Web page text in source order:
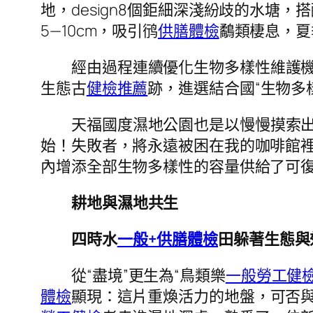
地，design8個鉅細深淺紛歧的水塘，
5—10cm，吸引鸻供膳體檢鷸類棲息，
經由過程連續優化生物多樣性維護
生態古健檢推薦跡，進選結合國“生物
天福國度濕地公園也是以慢慢摸索
始！失敗者，將永遠被困在我的咖啡館
內增添全部生物多樣性的容量供給了可
耕地與濕地共生
四時水一般+供膳體檢田躲著生態
從“盡境”更生為“鳥類樂一般勞工健
體檢顯現：這片重煥活力的地盤，可否